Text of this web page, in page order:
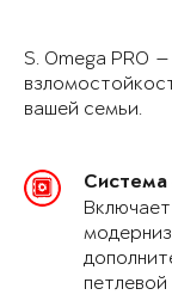
S. Omega PRO
вашей семьи.
Система